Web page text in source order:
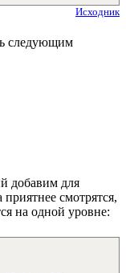
Исходник
следующим
добавим для
смотрятся,
на одной уровне: